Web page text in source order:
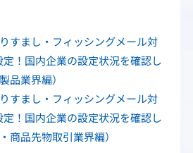
すまし・フィッシングメール対
！国内企業の設定状況を確認し
業界編）
すまし・フィッシングメール対
！国内企業の設定状況を確認し
品先物取引業界編）